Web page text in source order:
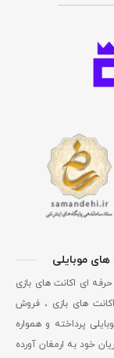
موبایلی
ای اکانت های بازی
های بازی ، فروش
پرداخته و همواره
خود به ارمغان آورده